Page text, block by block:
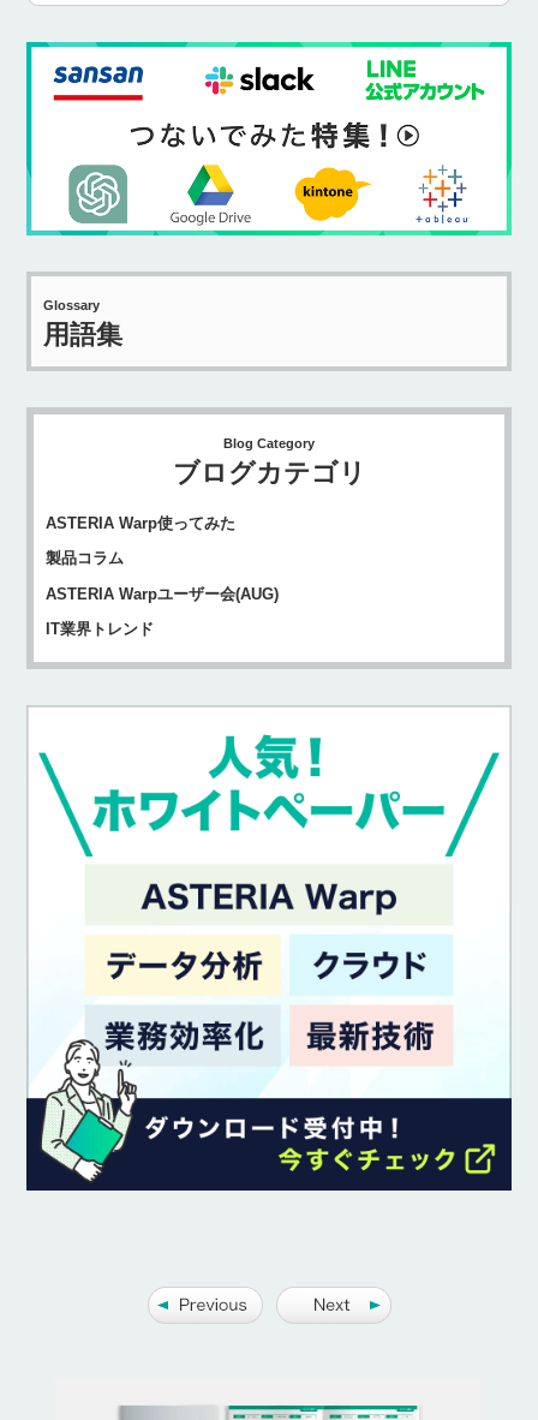
Glossary
用語集
Blog Category
ブログカテゴリ
ASTERIA Warp使ってみた
製品コラム
ASTERIA Warpユーザー会(AUG)
IT業界トレンド